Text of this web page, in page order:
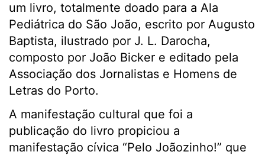
um livro, totalmente doado para a Ala
Pediátrica do São João, escrito por Augusto
Baptista, ilustrado por J. L. Darocha,
composto por João Bicker e editado pela
Associação dos Jornalistas e Homens de
Letras do Porto.
A manifestação cultural que foi a
publicação do livro propiciou a
manifestação cívica “Pelo Joãozinho!” que